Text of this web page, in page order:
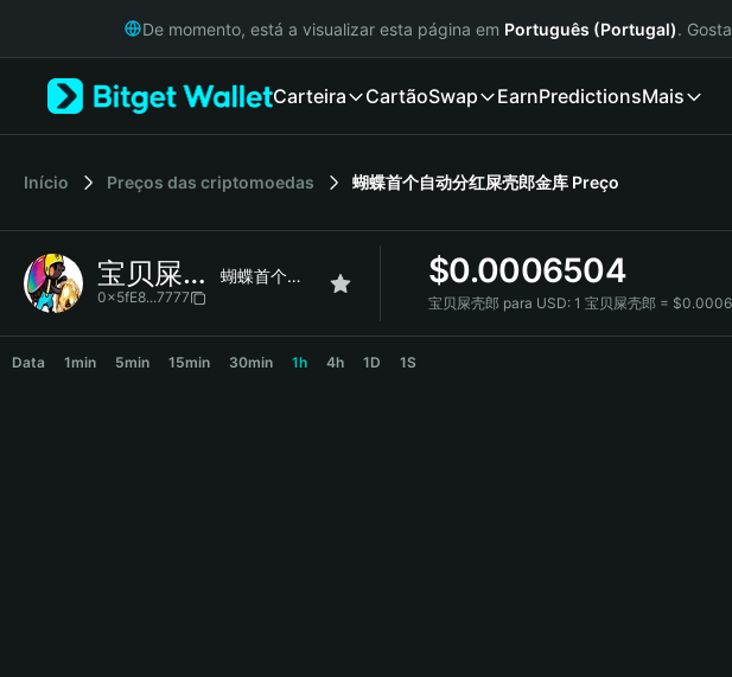
Русский
Italiano
简体中文
繁體中文
Bahasa Indonesia
De momento, está a visualizar esta página em Português (Portugal).
Carteira CartãoSwap EarnPredictionsMais
Início Preços das criptomoedas 蝴蝶首个自动分红屎壳郎金库 Preço
宝贝屎壳郎 蝴蝶首个自动分红屎壳郎金库
0x5fE8...7777
$0.0006504
宝贝屎壳郎 para USD: 1 宝贝屎壳郎 =
Data 1min 5min 15min 30min 1h 4h 1D 1S